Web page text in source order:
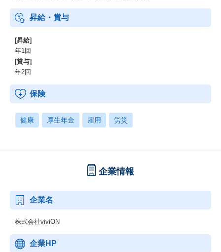
昇給・賞与
[昇給]
年1回
[賞与]
年2回
保険
健康 厚生年金 雇用 労災
企業情報
企業名
株式会社viviON
企業HP